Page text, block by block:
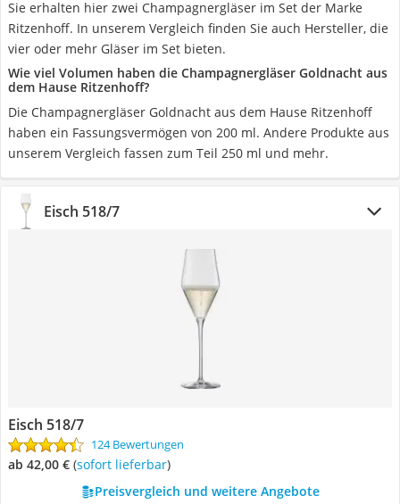
Sie erhalten hier zwei Champagnergläser im Set der Marke
Ritzenhoff. In unserem Vergleich finden Sie auch Hersteller, die
vier oder mehr Gläser im Set bieten.
Wie viel Volumen haben die Champagnergläser Goldnacht aus
dem Hause Ritzenhoff?
Die Champagnergläser Goldnacht aus dem Hause Ritzenhoff
haben ein Fassungsvermögen von 200 ml. Andere Produkte aus
unserem Vergleich fassen zum Teil 250 ml und mehr.
Eisch 518/7
Eisch 518/7
124 Bewertungen
ab 42,00 € ( Sofort lieferbar)
Preisvergleich und weitere Angebote